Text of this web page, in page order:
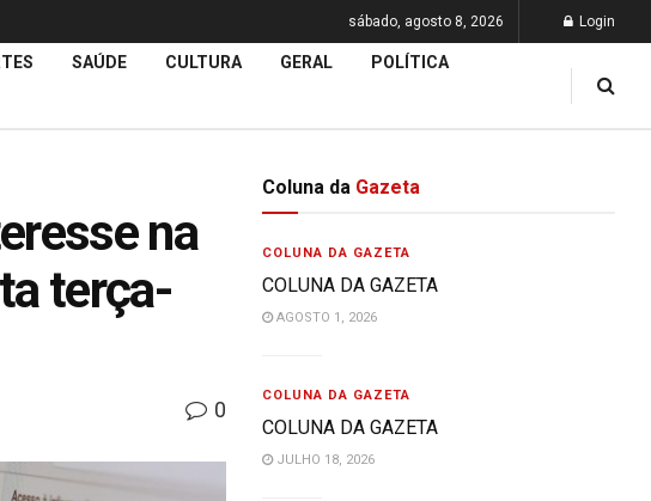
sábado, agosto 8, 2026 Login
SAÚDE CULTURA GERAL POLÍTICA
na
terça-
0
Coluna da Gazeta
COLUNA DA GAZETA
COLUNA DA GAZETA
AGOSTO 1, 2026
COLUNA DA GAZETA
COLUNA DA GAZETA
JULHO 18, 2026